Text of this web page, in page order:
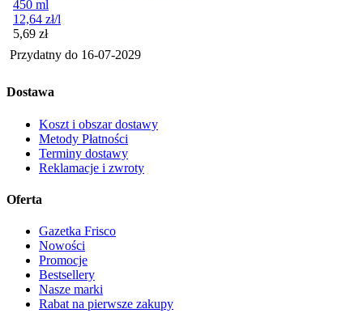
450 ml
12,64 zł/l
Cena
5,69 zł
Przydatny do 16-07-2029
Dostawa
Koszt i obszar dostawy
Metody Płatności
Terminy dostawy
Reklamacje i zwroty
Oferta
Gazetka Frisco
Nowości
Promocje
Bestsellery
Nasze marki
Rabat na pierwsze zakupy